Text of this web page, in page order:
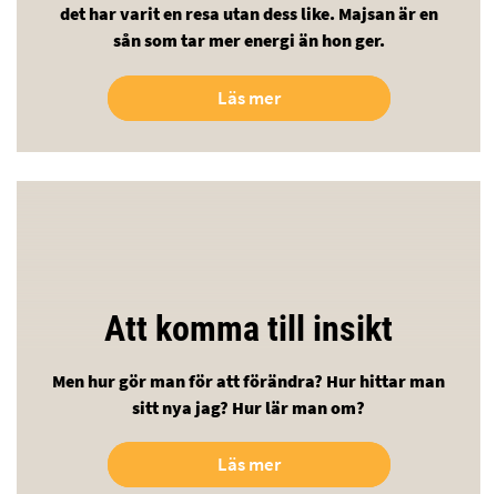
det har varit en resa utan dess like. Majsan är en
sån som tar mer energi än hon ger.
Läs mer
Att komma till insikt
Men hur gör man för att förändra? Hur hittar man
sitt nya jag? Hur lär man om?
Läs mer